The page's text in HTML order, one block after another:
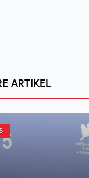
ARTIKEL